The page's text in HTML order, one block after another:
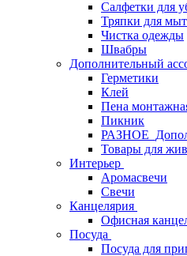
Салфетки для
Тряпки для
Чистка одежды
Швабры
Дополнительный
Герметики
Клей
Пена
Пикник
Товары для
Интерьер
Аромасвечи
Свечи
Канцелярия
Офисная
Посуда
Посуда для